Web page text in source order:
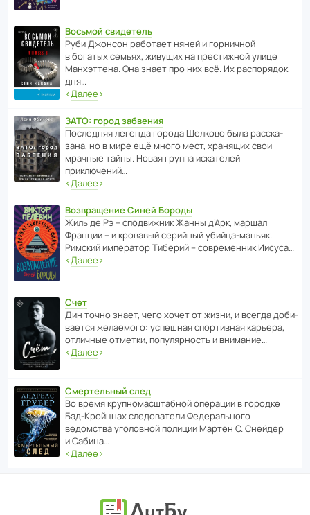
Восьмой свидетель
Руби Джонсон рабо­тает няней и горни­чной
в богатых семьях, живущих на прес­ти­жной улице
Манх­эт­тена. Она знает про них всё. Их распо­рядок
дня…
‹Далее›
ЗАТО: город забвения
После­дняя легенда города Шелково была расска­
зана, но в мире ещё много мест, хранящих свои
мрачные тайны. Новая группа иска­телей
приключений…
‹Далее›
Возвращение Синей Бороды
Жиль де Рэ – спод­ви­жник Жанны д’Арк, маршал
Франции – и кровавый серийный убийца-маньяк.
Римский импе­ратор Тиберий – совре­менник Иисуса…
‹Далее›
Счет
Дин точно знает, чего хочет от жизни, и всегда доби­
ва­ется жела­е­мого: успе­шная спор­ти­вная карьера,
отли­чные отметки, попу­ля­р­ность и внимание…
‹Далее›
Смертельный след
Во время круп­но­мас­ш­та­бной операции в городке
Бад‑Крой­цнах следо­ва­тели Феде­раль­ного
ведомства уголо­вной полиции Мартен С. Снейдер
и Сабина…
‹Далее›